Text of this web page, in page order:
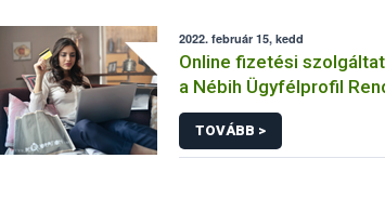
2022. február 15, kedd
Online fizetési
a Nébih Ügyfélprofil
TOVÁBB >